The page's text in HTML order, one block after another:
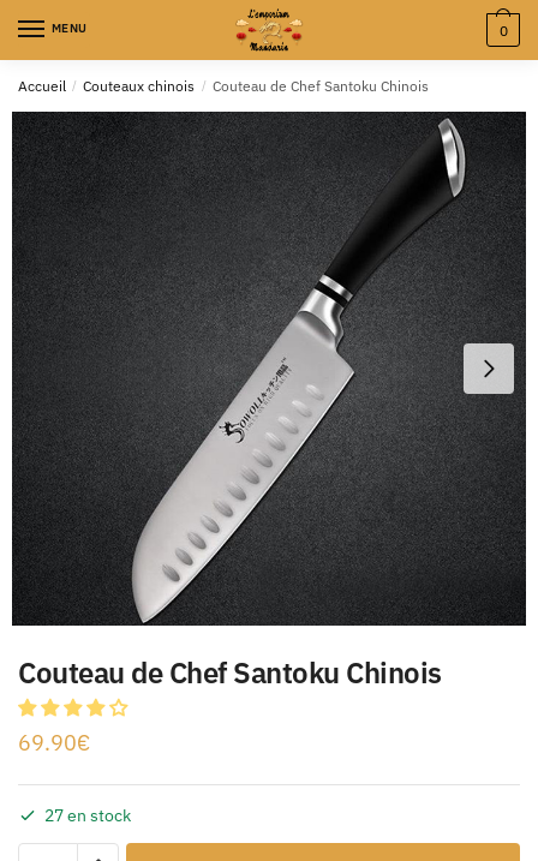
MENU 0
Accueil / Couteaux chinois / Couteau de Chef Santoku Chinois
Couteau de Chef Santoku Chinois
69.90€
27 en stock